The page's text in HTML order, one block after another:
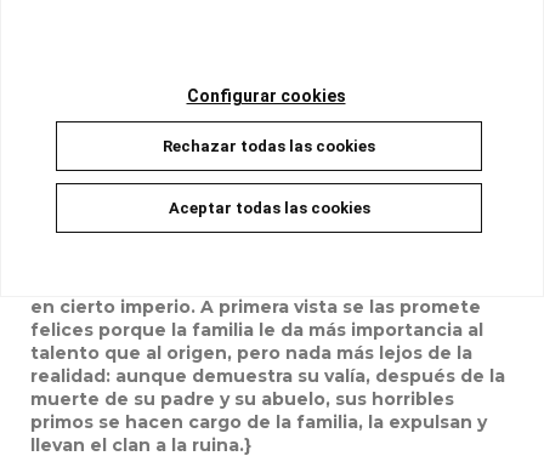
en cierto imperio. A primera vista se las promete
felices porque la familia le da más importancia al
talento que al origen, pero nada más lejos de la
realidad: aunque demuestra su valía, después de la
muerte de su padre y su abuelo, sus horribles
primos se hacen cargo de la familia, la expulsan y
llevan el clan a la ruina.}
Configurar cookies
Rechazar todas las cookies
Aceptar todas las cookies